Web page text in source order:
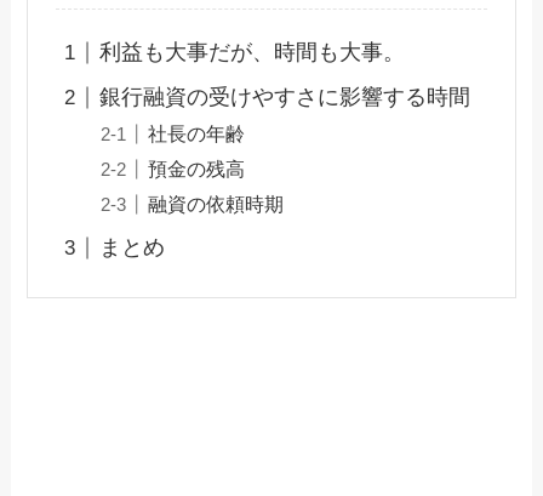
利益も大事だが、時間も大事。
銀行融資の受けやすさに影響する時間
社長の年齢
預金の残高
融資の依頼時期
まとめ